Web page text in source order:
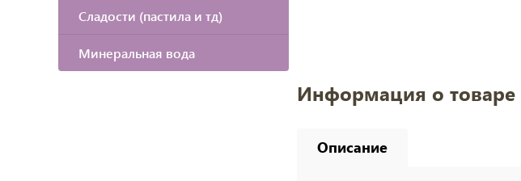
Сладости (пастила и тд)
Минеральная вода
Информация о товаре
Описание